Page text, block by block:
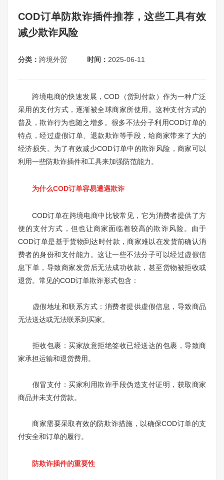
COD订单防欺诈插件推荐，这些工具有效
减少欺诈风险
分类： 跨境外贸 时间： 2025-06-11
跨境电商的快速发展，COD（货到付款）作为一种广泛
采用的支付方式，逐渐被全球商家所使用。这种支付方式的
普及，欺诈行为也随之增多。很多不法分子利用COD订单的
特点，经过虚假订单、退款欺诈等手段，给商家带来了大的
经济损失。为了有效减少COD订单中的欺诈风险，商家可以
利用一些防欺诈插件和工具来加强防范能力。
为什么COD订单容易遭遇欺诈
COD订单在跨境电商中比较常见，它为消费者提供了方
便的支付方式，但也让商家面临着较高的欺诈风险。由于
COD订单是基于货物到达时付款，商家难以在发货前确认消
费者的身份和支付能力。这让一些不法分子可以经过虚假信
息下单，导致商家发货后无法成功收款，甚至货物被拒收或
退货。常见的COD订单欺诈形式包含：
虚假地址和联系方式：消费者提供虚假信息，导致商品
无法送达或无法联系到买家。
拒收包裹：买家故意拒绝签收已经送达的包裹，导致商
家承担运输和退货费用。
假冒支付：买家利用欺诈手段伪造支付证明，获取商家
商品并未支付货款。
商家需要采取有效的防欺诈措施，以确保COD订单的支
付安全和订单的履行。
防欺诈插件的重要性